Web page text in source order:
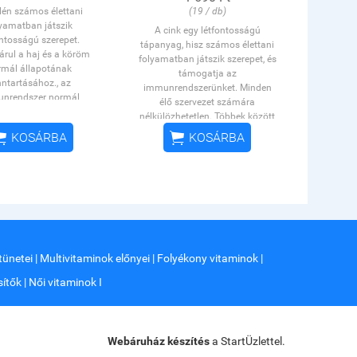
számos élettani
játszik
szerepet.
a haj és a köröm
állapotának
az
normál
normál
a sejtek oxidatív
szembeni
KOSÁRBA
(19 / db)
A cink egy létfontosságú
tápanyag, hisz számos élettani
folyamatban játszik szerepet, és
támogatja az
immunrendszerünket. Minden
élő szervezet számára
nélkülözhetetlen. Többek között
részt vesz a normál szénhidrát-
anyagcserében, hozzájárul a haj,
 KOSÁRBA
| Multivitaminok előnyei | Folyékony vitaminok |
| Női vitaminok I
Webáruház készítésa StartÜzlettel.